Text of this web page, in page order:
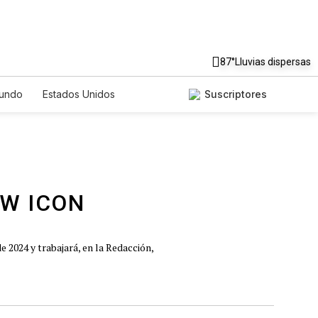
87°Lluvias dispersas
Estados Unidos
Suscriptores
2024 y trabajará, en la Redacción,